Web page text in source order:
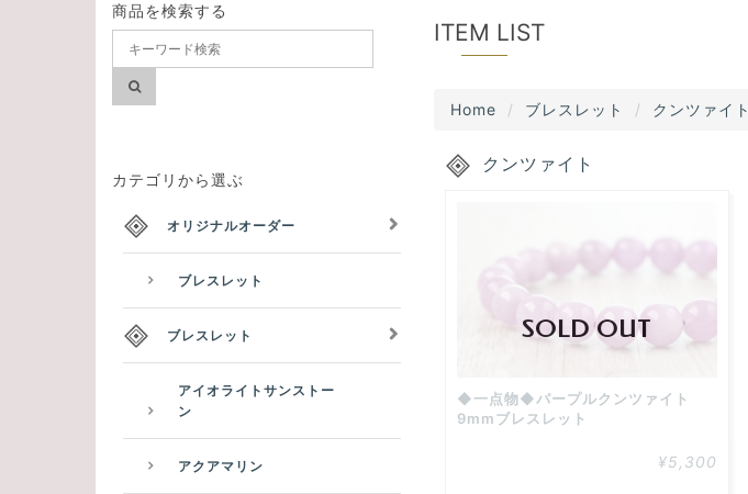
ITEM LIST
Home ブレスレット クンツァイト
クンツァイト
SOLD OUT
◆一点物◆パープルクンツァイト
9mmブレスレット
¥5,300
商品を検索する
カテゴリから選ぶ
オリジナルオーダー
ブレスレット
ブレスレット
アイオライトサンストー
ン
アクアマリン